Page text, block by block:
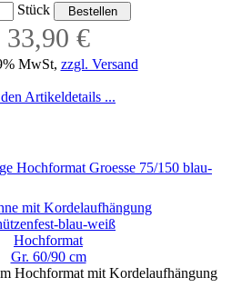
Stück
33,90 €
MwSt, zzgl. Versand
Artikeldetails ...
mit Kordelaufhängung
blau-weiß
Hochformat
Gr. 60/90 cm
Hochformat mit Kordelaufhängung